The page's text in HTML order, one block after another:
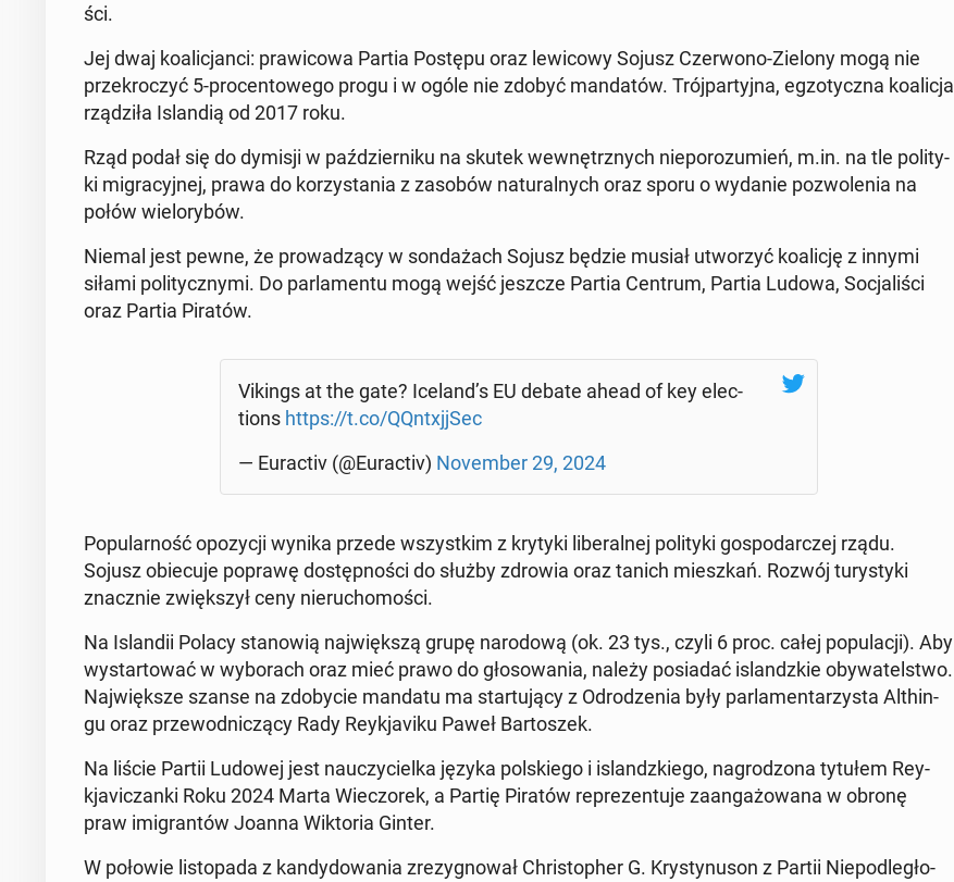
ści.
Jej dwaj ko­ali­cjan­ci: pra­wi­co­wa Partia Postępu oraz le­wi­co­wy Sojusz Czer­wo­no-Zielony mogą nie
prze­kro­czyć 5-pro­cen­to­we­go progu i w ogóle nie zdobyć man­da­tów. Trój­par­tyj­na, eg­zo­tycz­na ko­ali­cja
rzą­dzi­ła Is­lan­dią od 2017 roku.
Rząd podał się do dymisji w paź­dzier­ni­ku na skutek we­wnętrz­nych nie­po­ro­zu­mień, m.in. na tle po­li­ty­
ki mi­gra­cyj­nej, prawa do ko­rzy­sta­nia z zasobów na­tu­ral­nych oraz sporu o wydanie po­zwo­le­nia na
połów wie­lo­ry­bów.
Niemal jest pewne, że pro­wa­dzą­cy w son­da­żach Sojusz będzie musiał utwo­rzyć ko­ali­cję z innymi
siłami po­li­tycz­ny­mi. Do par­la­men­tu mogą wejść jeszcze Partia Centrum, Partia Ludowa, So­cja­li­ści
oraz Partia Piratów.
Vikings at the gate? Iceland’s EU debate ahead of key elec­
tions https://t.co/QQn­txj­j­Sec
— Eu­rac­tiv (@Eu­rac­tiv) No­vem­ber 29, 2024
Po­pu­lar­ność opo­zy­cji wynika przede wszyst­kim z krytyki li­be­ral­nej po­li­ty­ki go­spo­dar­czej rządu.
Sojusz obie­cu­je poprawę do­stęp­no­ści do służby zdrowia oraz tanich miesz­kań. Rozwój tu­ry­sty­ki
znacz­nie zwięk­szył ceny nie­ru­cho­mo­ści.
Na Is­lan­dii Polacy sta­no­wią naj­więk­szą grupę na­ro­do­wą (ok. 23 tys., czyli 6 proc. całej po­pu­la­cji). Aby
wy­star­to­wać w wy­bo­rach oraz mieć prawo do gło­so­wa­nia, należy po­sia­dać is­landz­kie oby­wa­tel­stwo.
Naj­więk­sze szanse na zdo­by­cie mandatu ma star­tu­ją­cy z Od­ro­dze­nia były par­la­men­ta­rzy­sta Al­thin­
gu oraz prze­wod­ni­czą­cy Rady Rey­kja­vi­ku Paweł Bar­to­szek.
Na liście Partii Ludowej jest na­uczy­ciel­ka języka pol­skie­go i is­landz­kie­go, na­gro­dzo­na tytułem Rey­
kja­vi­czan­ki Roku 2024 Marta Wie­czo­rek, a Partię Piratów re­pre­zen­tu­je za­an­ga­żo­wa­na w obronę
praw imi­gran­tów Joanna Wik­to­ria Ginter.
W połowie li­sto­pa­da z kan­dy­do­wa­nia zre­zy­gno­wał Chri­sto­pher G. Kry­sty­nu­son z Partii Nie­pod­le­gło­